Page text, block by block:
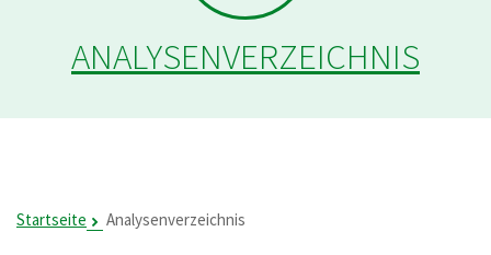
ANALYSENVERZEICHNIS
Startseite Analysenverzeichnis